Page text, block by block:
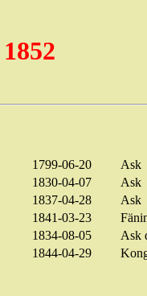
1799-06-20
Ask
1830-04-07
Ask
1837-04-28
Ask
1841-03-23
1834-08-05
Ask
1844-04-29